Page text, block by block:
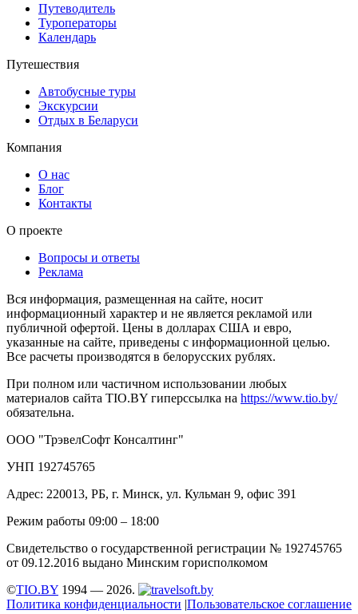
Путеводитель
Туроператоры
Календарь
Путешествия
Автобусные туры
Экскурсии
Отдых в Беларуси
Компания
О нас
Блог
Контакты
О проекте
Вопросы и ответы
Реклама
Вся информация, размещенная на сайте, носит
информационный характер и не является рекламой или
публичной офертой. Цены в долларах США и евро,
указанные на сайте, приведены с информационной целью.
Все расчеты производятся в белорусских рублях.
При полном или частичном использовании любых
материалов сайта TIO.BY гиперссылка на https://www.tio.by/
обязательна.
ООО "ТрэвелСофт Консалтинг"
УНП 192745765
Адрес: 220013, РБ, г. Минск, ул. Кульман 9, офис 391
Режим работы 09:00 – 18:00
Свидетельство о государственной регистрации № 192745765
от 09.12.2016 выдано Минским горисполкомом
©TIO.BY 1994 — 2026.
Политика конфиденциальности |Пользовательское соглашение